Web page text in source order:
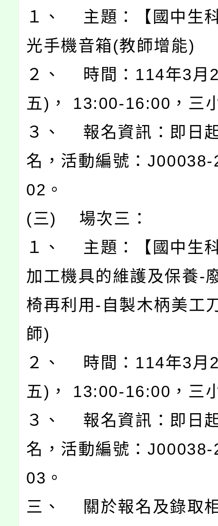
１、 主題：【國中生
光手機音箱(教師增能)
２、 時間：114年3月
五)， 13:00-16:00，三
３、 報名資訊：即日
名，活動編號：
02。
(三) 場次三：
１、 主題：【國中生
加工機具的維護及保養-
椅再利用-自製木柄美工
師)
２、 時間：114年3月
五)， 13:00-16:00，三
３、 報名資訊：即日
名，活動編號：
03。
三、 關於報名及錄取